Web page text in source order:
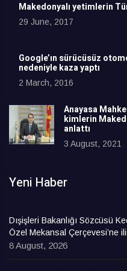
Makedonyalı yetimlerin
29 June, 2017
Google’ın sürücüsüz
nedeniyle kaza yaptı
2 March, 2016
Anayasa
kimlerin
anlattı
3 August, 2021
Yeni Haber
Dışişleri Bakanlığı Sözcüsü
Özel Mekansal Çerçevesi’ne
8 August, 2026